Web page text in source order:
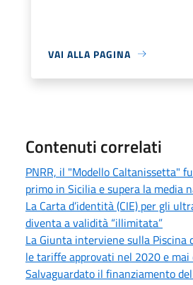
VAI ALLA PAGINA
Contenuti correlati
PNRR, il "Modello Caltanissetta"
primo in Sicilia e supera la media
La Carta d’identità (CIE) per gli
diventa a validità “illimitata”
La Giunta interviene sulla Piscina
le tariffe approvati nel 2020 e mai
Salvaguardato il finanziamento